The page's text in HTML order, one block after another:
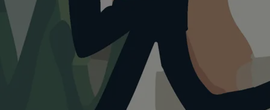
Wolfpack
Pforzheim
Büchenbronn